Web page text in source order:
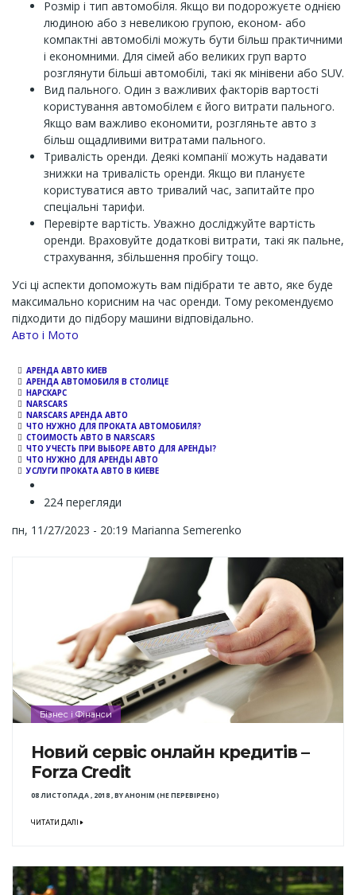
Розмір і тип автомобіля. Якщо ви подорожуєте однією
людиною або з невеликою групою, економ- або
компактні автомобілі можуть бути більш практичними
і економними. Для сімей або великих груп варто
розглянути більші автомобілі, такі як мінівени або SUV.
Вид пального. Один з важливих факторів вартості
користування автомобілем є його витрати пального.
Якщо вам важливо економити, розгляньте авто з
більш ощадливими витратами пального.
Тривалість оренди. Деякі компанії можуть надавати
знижки на тривалість оренди. Якщо ви плануєте
користуватися авто тривалий час, запитайте про
спеціальні тарифи.
Перевірте вартість. Уважно досліджуйте вартість
оренди. Враховуйте додаткові витрати, такі як пальне,
страхування, збільшення пробігу тощо.
Усі ці аспекти допоможуть вам підібрати те авто, яке буде
максимально корисним на час оренди. Тому рекомендуємо
підходити до підбору машини відповідально.
Channel
Авто і Мото
АРЕНДА АВТО КИЕВ
АРЕНДА АВТОМОБИЛЯ В СТОЛИЦЕ
НАРСКАРС
NARSCARS
NARSCARS АРЕНДА АВТО
ЧТО НУЖНО ДЛЯ ПРОКАТА АВТОМОБИЛЯ?
СТОИМОСТЬ АВТО В NARSCARS
ЧТО УЧЕСТЬ ПРИ ВЫБОРЕ АВТО ДЛЯ АРЕНДЫ?
ЧТО НУЖНО ДЛЯ АРЕНДЫ АВТО
УСЛУГИ ПРОКАТА АВТО В КИЕВЕ
224 перегляди
пн, 11/27/2023 - 20:19 Marianna Semerenko
Бізнес і Фінанси
Новий сервіс онлайн кредитів –
Forza Credit
08 ЛИСТОПАДА , 2018,BYАНОНІМ (НЕ ПЕРЕВІРЕНО)
ЧИТАТИ ДАЛІ